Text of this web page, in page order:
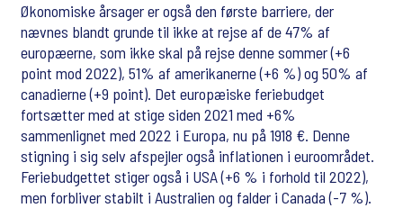
Økonomiske årsager er også den første barriere, der
nævnes blandt grunde til ikke at rejse af de 47% af
europæerne, som ikke skal på rejse denne sommer (+6
point mod 2022), 51% af amerikanerne (+6 %) og 50% af
canadierne (+9 point). Det europæiske feriebudget
fortsætter med at stige siden 2021 med +6%
sammenlignet med 2022 i Europa, nu på 1918 €. Denne
stigning i sig selv afspejler også inflationen i euroområdet.
Feriebudgettet stiger også i USA (+6 % i forhold til 2022),
men forbliver stabilt i Australien og falder i Canada (-7 %).